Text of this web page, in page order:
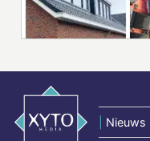
Nieuws